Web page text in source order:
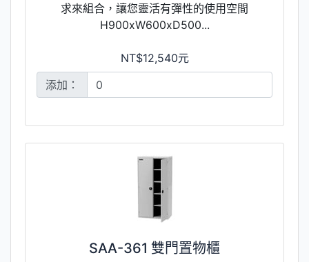
求來組合，讓您靈活有彈性的使用空間
H900xW600xD500...
NT$12,540元
添加：
SAA-361 雙門置物櫃